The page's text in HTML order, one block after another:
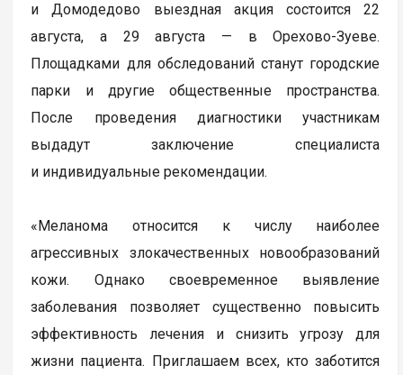
и Домодедово выездная акция состоится 22
августа, а 29 августа — в Орехово-Зуеве.
Площадками для обследований станут городские
парки и другие общественные пространства.
После проведения диагностики участникам
выдадут заключение специалиста
и индивидуальные рекомендации.
«Меланома относится к числу наиболее
агрессивных злокачественных новообразований
кожи. Однако своевременное выявление
заболевания позволяет существенно повысить
эффективность лечения и снизить угрозу для
жизни пациента. Приглашаем всех, кто заботится